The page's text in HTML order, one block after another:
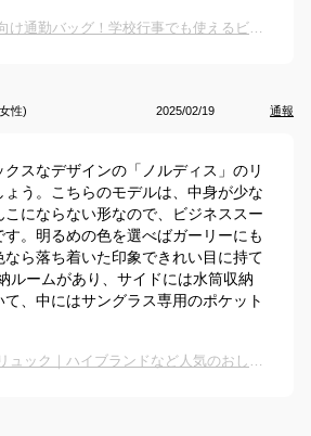
教員リュック｜女性向け通勤バッグ！学校行事でも使えるビジネスリュックのおすすめは？
性) 2025/02/19 通報
スなデザインの「ノルディス」のリ
ょう。こちらのモデルは、中身が少な
にならない形なので、ビジネススー
。明るめの色を選べばガーリーにも
ら落ち着いた印象できれい目に持て
ルームがあり、サイドには水筒収納
、中にはサングラス専用のポケット
レディースビジネスリュック｜ハイブランドなど人気のおしゃれな通勤バッグのおすすめは？